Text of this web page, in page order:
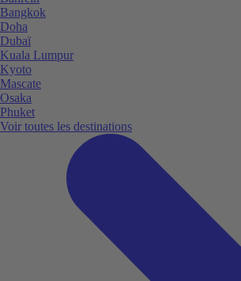
Bangkok
Doha
Dubaï
Kuala Lumpur
Kyoto
Mascate
Osaka
Phuket
Voir toutes les destinations